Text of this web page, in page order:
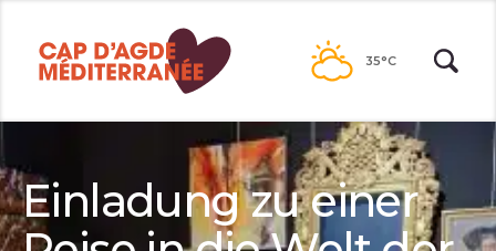
contenu
35°C
Einladung zu einer